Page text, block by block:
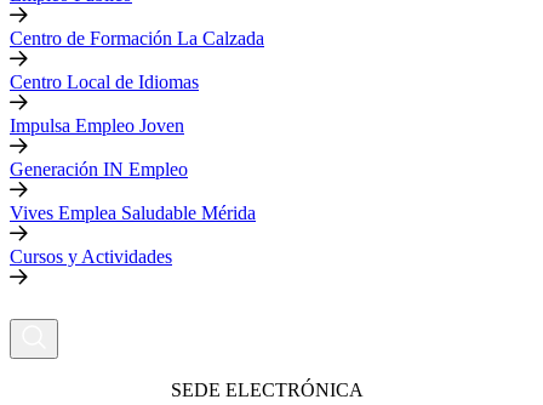
Centro de Formación La Calzada
Centro Local de Idiomas
Impulsa Empleo Joven
Generación IN Empleo
Vives Emplea Saludable Mérida
Cursos y Actividades
SEDE ELECTRÓNICA